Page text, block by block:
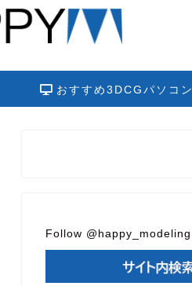
おすすめ3DCGパソコン
Follow @happy_modeling